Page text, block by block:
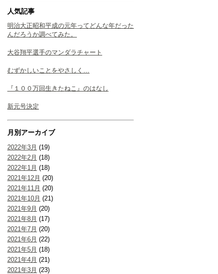
人気記事
明治大正昭和平成の元年ってどんな年だった
んだろうか調べてみた。
大谷翔平選手のマンダラチャート
むずかしいことをやさしく…
『１００万回生きたねこ』のはなし
新元号決定
月別アーカイブ
2022年3月 (19)
2022年2月 (18)
2022年1月 (18)
2021年12月 (20)
2021年11月 (20)
2021年10月 (21)
2021年9月 (20)
2021年8月 (17)
2021年7月 (20)
2021年6月 (22)
2021年5月 (18)
2021年4月 (21)
2021年3月 (23)